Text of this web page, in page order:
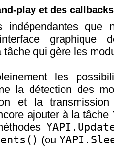
play et des
indépendantes que
graphique
tâche qui gère les
les
la détection des
et la
ajouter à la tâche
(ou